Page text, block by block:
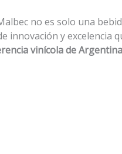
no es solo una
innovación y excelencia
vinícola de